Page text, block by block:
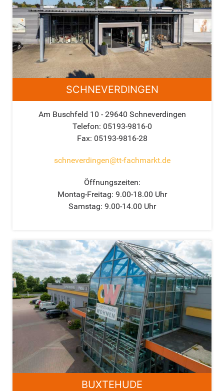
SCHNEVERDINGEN
Am Buschfeld 10 - 29640 Schneverdingen
Telefon: 05193-9816-0
Fax: 05193-9816-28
schneverdingen@tt-fachmarkt.de
Öffnungszeiten:
Montag-Freitag: 9.00-18.00 Uhr
Samstag: 9.00-14.00 Uhr
BUXTEHUDE